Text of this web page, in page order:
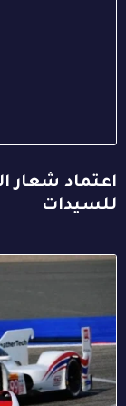
اعتماد شعار
للسيدات